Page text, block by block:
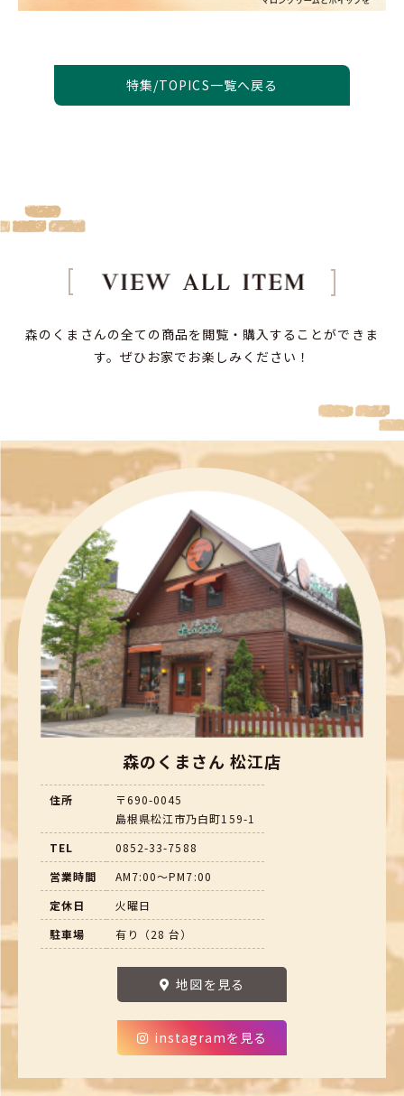
特集/TOPICS一覧へ戻る
森のくまさんの全ての商品を閲覧・購入することができま
す。ぜひお家でお楽しみください！
森のくまさん 松江店
住所
〒690-0045
島根県松江市乃白町159-1
TEL
0852-33-7588
営業時間
AM7:00～PM7:00
定休日
火曜日
駐車場
有り（28 台）
地図を見る
instagramを見る